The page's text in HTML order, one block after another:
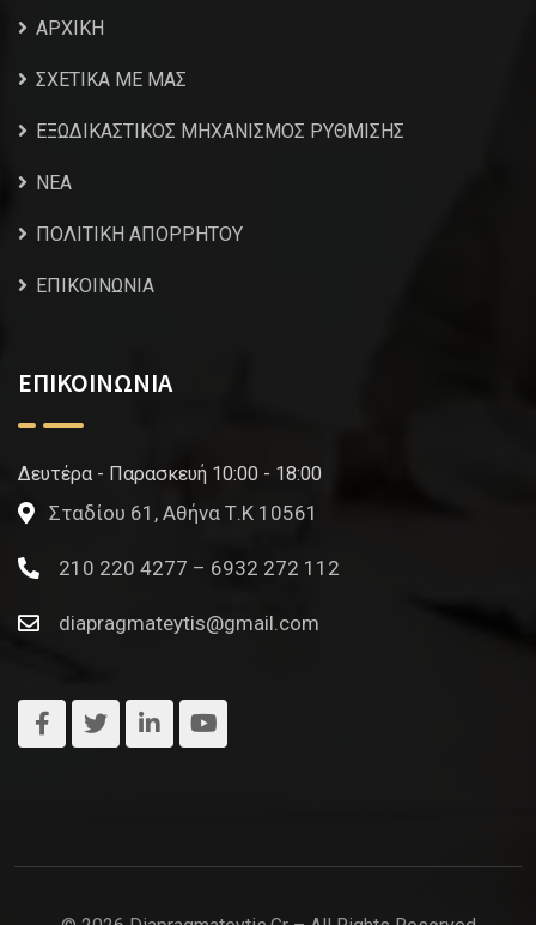
ΑΡΧΙΚΗ
ΣΧΕΤΙΚΑ ΜΕ ΜΑΣ
ΕΞΩΔΙΚΑΣΤΙΚΟΣ ΜΗΧΑΝΙΣΜΟΣ ΡΥΘΜΙΣΗΣ
NEA
ΠΟΛΙΤΙΚΗ ΑΠΟΡΡΗΤΟΥ
ΕΠΙΚΟΙΝΩΝΙΑ
ΕΠΙΚΟΙΝΩΝΙΑ
Δευτέρα - Παρασκευή 10:00 - 18:00
Σταδίου 61, Αθήνα Τ.Κ 10561
210 220 4277 – 6932 272 112
diapragmateytis@gmail.com